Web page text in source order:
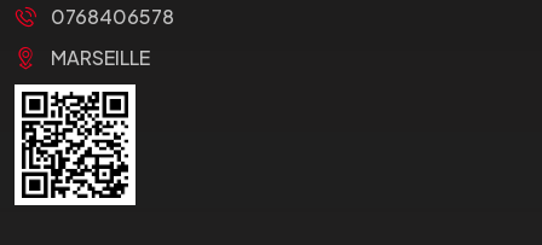
0768406578
MARSEILLE